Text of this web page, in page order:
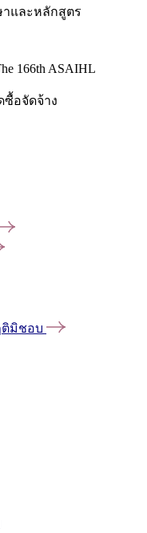
าและหลักสูตร
166th ASAIHL
ซื้อจัดจ้าง
ติมิชอบ